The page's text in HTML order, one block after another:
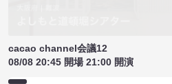
cacao channel会議12
08/08 20:45 開場 21:00 開演